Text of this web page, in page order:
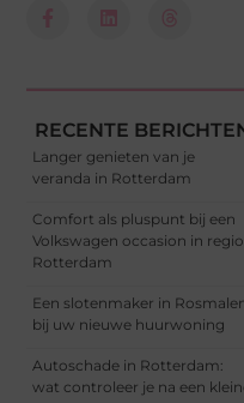
RECENTE
Langer genieten van je
veranda in Rotterdam
Comfort als pluspunt bij een
Volkswagen occasion in regio
Rotterdam
Een slotenmaker in
bij uw nieuwe huurwoning
Autoschade in Rotterdam:
wat controleer je na een